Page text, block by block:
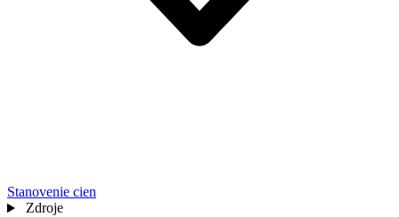
Stanovenie cien
Zdroje